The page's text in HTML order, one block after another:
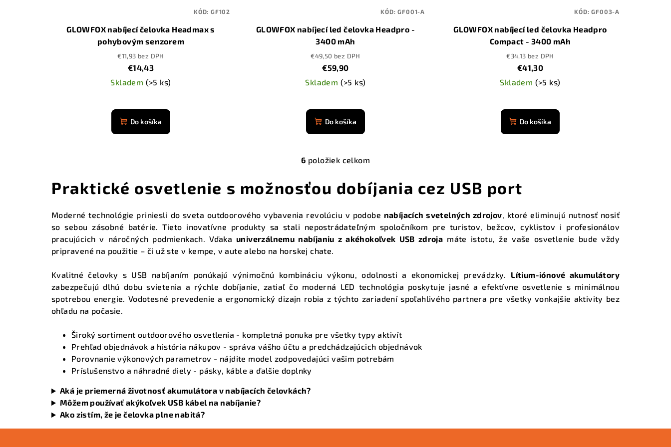
GLOWFOX nabíjecí čelovka Headmax s
pohybovým senzorem
€11,93 bez DPH
€14,43
Skladem (>5 ks)
hodnotenie
produktu
je
hviezdičiek.
Do košíka
KÓD: GF102
GLOWFOX nabíjecí led čelovka Headpro -
3400 mAh
€49,50 bez DPH
€59,90
Skladem (>5 ks)
hodnotenie
produktu
je
z
hviezdičiek.
Do košíka
KÓD:GF001-A
GLOWFOX nabíjecí led čelovka Headpro
Compact - 3400 mAh
€34,13 bez DPH
€41,30
Skladem (>5 ks)
hodnotenie
produktu
je
Do košíka
KÓD:GF003-A
O
l
d
a
e
p
r
k
y
v
u
6 položiek celkom
Praktické osvetlenie s možnosťou dobíjania cez USB port
Moderné technológie priniesli do sveta outdoorového vybavenia revolúciu v podobe nabíjacích svetelných zdrojov, ktoré eliminujú nutnosť nosiť
so sebou zásobné batérie. Tieto inovatívne produkty sa stali nepostrádateľným spoločníkom pre turistov, bežcov, cyklistov i profesionálov
pracujúcich v náročných podmienkach. Vďakauniverzálnemu nabíjaniu z akéhokoľvek USB zdroja máte istotu, že vaše osvetlenie bude vždy
pripravené na použitie – či už ste v kempe, v aute alebo na horskej chate.
Kvalitné čelovky s USB nabíjaním ponúkajú výnimočnú kombináciu výkonu, odolnosti a ekonomickej prevádzky. Lítium-iónové akumulátory
zabezpečujú dlhú dobu svietenia a rýchle dobíjanie, zatiaľ čo moderná LED technológia poskytuje jasné a efektívne osvetlenie s minimálnou
spotrebou energie. Vodotesné prevedenie a ergonomický dizajn robia z týchto zariadení spoľahlivého partnera pre všetky vonkajšie aktivity bez
ohľadu na počasie.
Široký sortiment outdoorového osvetlenia - kompletná ponuka pre všetky typy aktivít
Prehľad objednávok a história nákupov - správa vášho účtu a predchádzajúcich objednávok
Porovnanie výkonových parametrov - nájdite model zodpovedajúci vašim potrebám
Príslušenstvo a náhradné diely - pásky, káble a ďalšie doplnky
Aká je priemerná životnosť akumulátora v nabíjacích čelovkách?
Môžem používať akýkoľvek USB kábel na nabíjanie?
Ako zistím, že je čelovka plne nabitá?